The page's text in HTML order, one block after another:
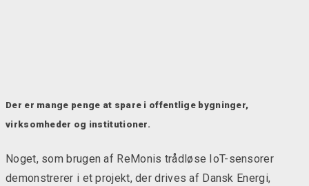
Der er mange penge at spare i offentlige bygninger,
virksomheder og institutioner.
Noget, som brugen af ReMonis trådløse IoT-sensorer
demonstrerer i et projekt, der drives af Dansk Energi,